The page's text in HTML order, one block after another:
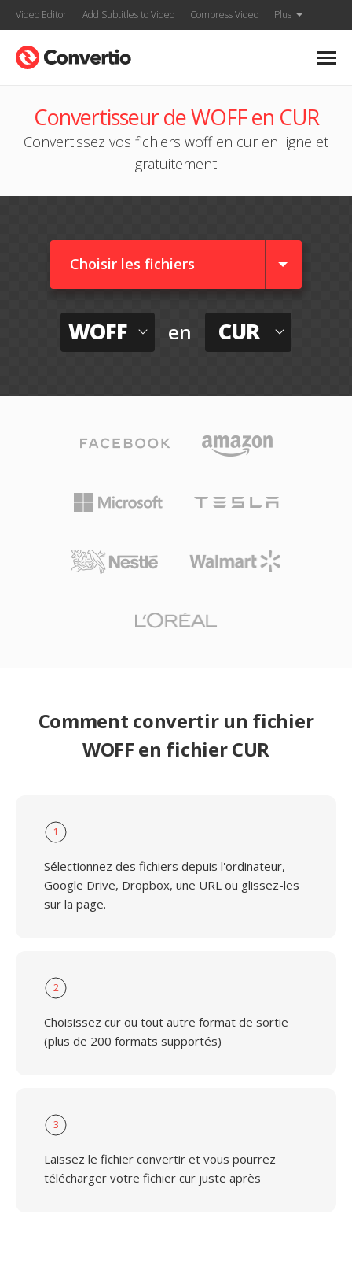
Video Editor Add Subtitles to Video Compress Video Plus
Convertisseur de WOFF en CUR
Convertissez vos fichiers woff en cur en ligne et
gratuitement
Choisir les fichiers
WOFF en CUR
Comment convertir un fichier
WOFF en fichier CUR
1
Sélectionnez des fichiers depuis l'ordinateur,
Google Drive, Dropbox, une URL ou glissez-les
sur la page.
2
Choisissez cur ou tout autre format de sortie
(plus de 200 formats supportés)
3
Laissez le fichier convertir et vous pourrez
télécharger votre fichier cur juste après